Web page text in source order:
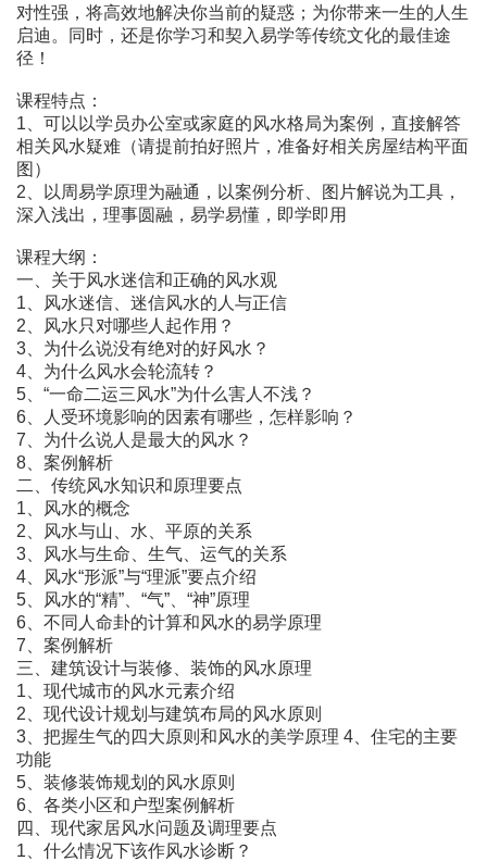
对性强，将高效地解决你当前的疑惑；为你带来一生的人生
启迪。同时，还是你学习和契入易学等传统文化的最佳途
径！
课程特点：
1、可以以学员办公室或家庭的风水格局为案例，直接解答
相关风水疑难（请提前拍好照片，准备好相关房屋结构平面
图）
2、以周易学原理为融通，以案例分析、图片解说为工具，
深入浅出，理事圆融，易学易懂，即学即用
课程大纲：
一、关于风水迷信和正确的风水观
1、风水迷信、迷信风水的人与正信
2、风水只对哪些人起作用？
3、为什么说没有绝对的好风水？
4、为什么风水会轮流转？
5、“一命二运三风水”为什么害人不浅？
6、人受环境影响的因素有哪些，怎样影响？
7、为什么说人是最大的风水？
8、案例解析
二、传统风水知识和原理要点
1、风水的概念
2、风水与山、水、平原的关系
3、风水与生命、生气、运气的关系
4、风水“形派”与“理派”要点介绍
5、风水的“精”、“气”、“神”原理
6、不同人命卦的计算和风水的易学原理
7、案例解析
三、建筑设计与装修、装饰的风水原理
1、现代城市的风水元素介绍
2、现代设计规划与建筑布局的风水原则
3、把握生气的四大原则和风水的美学原理 4、住宅的主要
功能
5、装修装饰规划的风水原则
6、各类小区和户型案例解析
四、现代家居风水问题及调理要点
1、什么情况下该作风水诊断？